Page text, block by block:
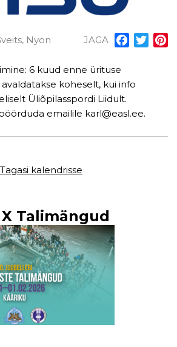
Talimängud
Nyon JAGA Facebook
6 kuud enne ürituse
koheselt, kui info
Üliõpilasspordi Liidult.
emailile karl@easl.ee.
Tagasi kalendrisse